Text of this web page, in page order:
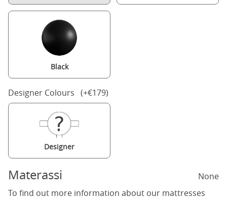
Black
Designer Colours (+€179)
Designer
Materassi
None
To find out more information about our mattresses